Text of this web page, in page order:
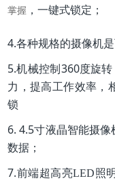
掌握 ，一键式锁定 ；
4.各种规格的摄像机是
5.机械控制360度旋
力，提高工作效率，
锁
6. 4.5寸液晶智能摄
数据；
7.前端超高亮LED照